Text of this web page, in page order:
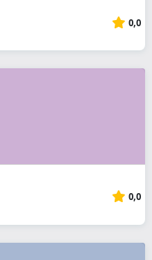
0,0
0,0